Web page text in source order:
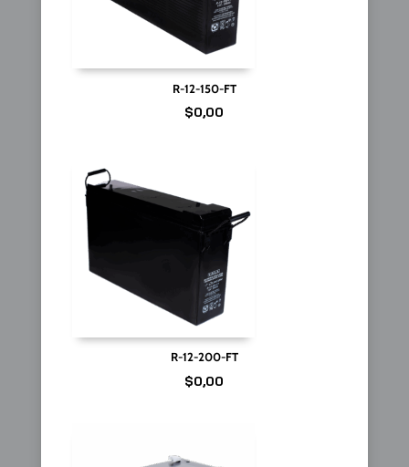
R-12-150-FT
$0,00
R-12-200-FT
$0,00